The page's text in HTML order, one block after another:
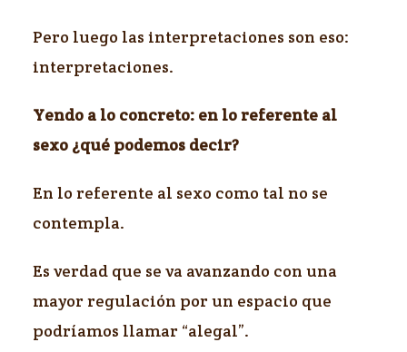
Pero luego las interpretaciones son eso:
interpretaciones.
Yendo a lo concreto: en lo referente al
sexo ¿qué podemos decir?
En lo referente al sexo como tal no se
contempla.
Es verdad que se va avanzando con una
mayor regulación por un espacio que
podríamos llamar “alegal”.